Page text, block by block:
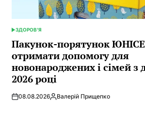
POSTED
IN
ЗДОРОВ’Я
Пакунок-порятунок
отримати допомогу для
новонароджених і сімей з
2026 році
08.08.2026Posted
Валерій Прищепко